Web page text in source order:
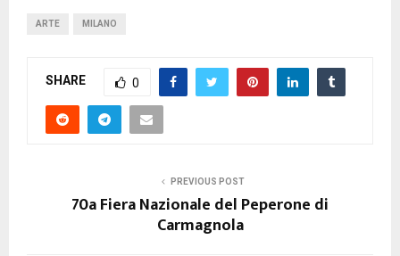
ARTE MILANO
SHARE 0
PREVIOUS POST
70a Fiera Nazionale del Peperone di
Carmagnola